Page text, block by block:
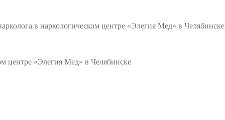
в наркологическом центре «Элегия Мед» в Челябинске
центре «Элегия Мед» в Челябинске